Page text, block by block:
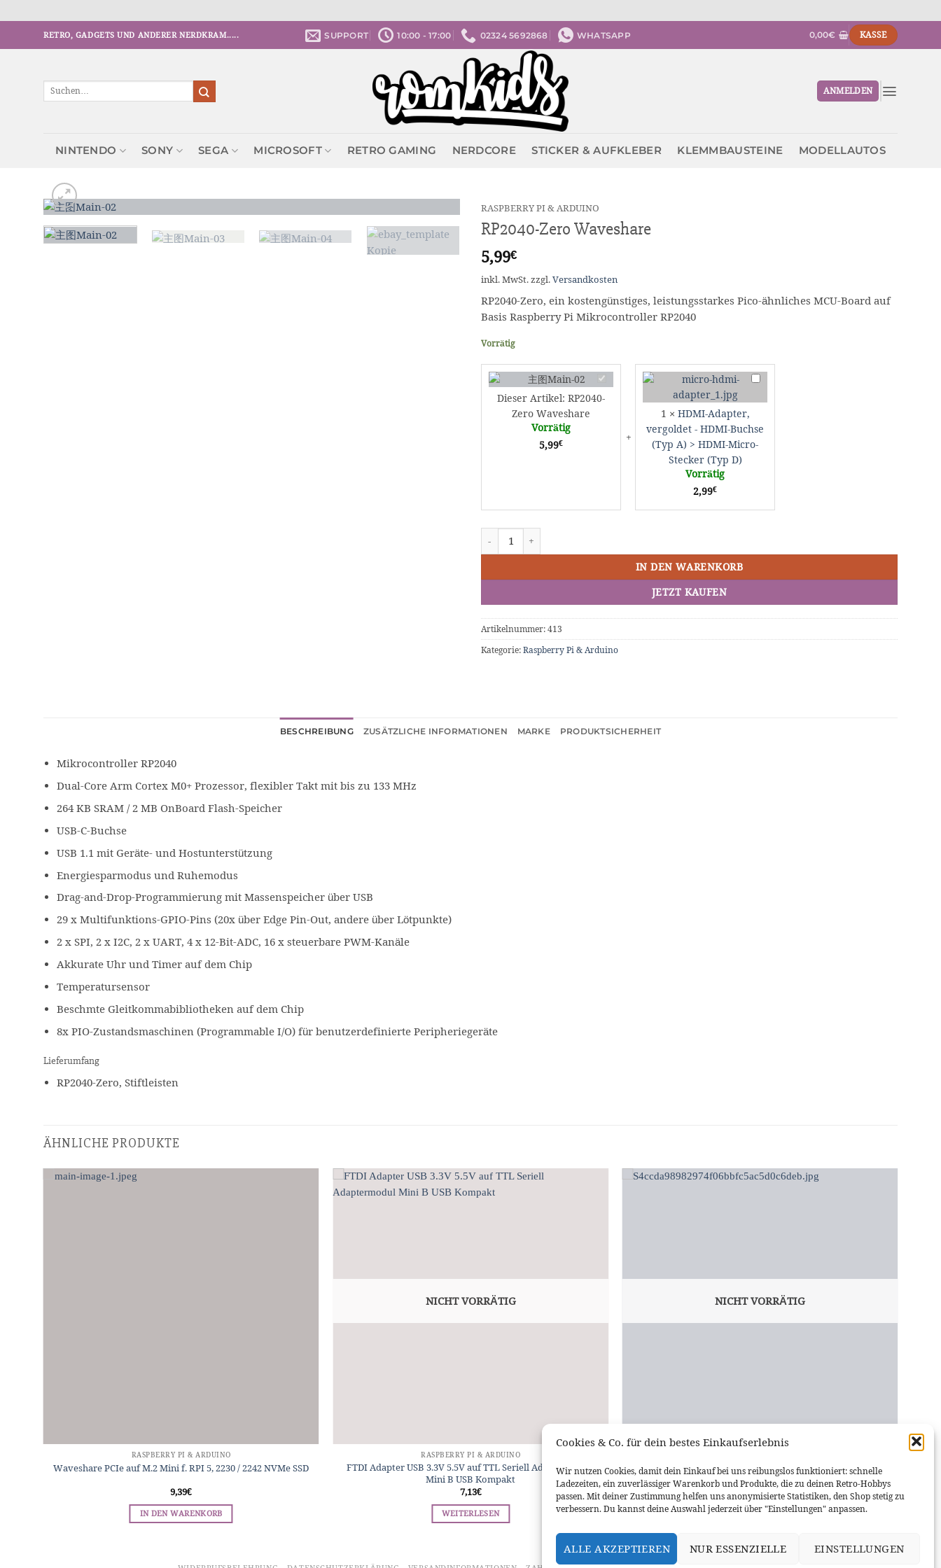
Cookies & Co. für dein bestes Einkaufserlebnis
Wir nutzen Cookies, damit dein Einkauf bei uns reibungslos funktioniert: schnelle
Ladezeiten, ein zuverlässiger Warenkorb und Produkte, die zu deinen Retro-Hobbys
passen. Mit deiner Zustimmung helfen uns anonymisierte Statistiken, den Shop stetig zu
verbessern. Du kannst deine Auswahl jederzeit über "Einstellungen" anpassen.
ALLE AKZEPTIEREN NUR ESSENZIELLE EINSTELLUNGEN
RETRO, GADGETS UND ANDERER NERDKRAM..... SUPPORT 10:00 - 17:00 02324 5692868 WHATSAPP 0,00€ KASSE
Suchen
ANMELDEN
NINTENDO SONY SEGA MICROSOFT RETRO GAMING NERDCORE STICKER & AUFKLEBER KLEMMBAUSTEINE MODELLAUTOS
RASPBERRY PI & ARDUINO
RP2040-Zero Waveshare
5,99€
inkl. MwSt.zzgl.Versandkosten
RP2040-Zero, ein kostengünstiges, leistungsstarkes Pico-ähnliches MCU-Board auf
Basis Raspberry Pi Mikrocontroller RP2040
Vorrätig
RP2040-
Zero
Dieser Artikel: RP2040-
Zero Waveshare
Vorrätig
5,99€
HDMI-
-
HDMI-
Buchse
1 × HDMI-Adapter,
vergoldet - HDMI-Buchse
(Typ A) > HDMI-Micro-
Stecker (Typ D)
Vorrätig
2,99€
IN DEN WARENKORB
JETZT KAUFEN
Artikelnummer: 413
Kategorie: Raspberry Pi & Arduino
BESCHREIBUNG ZUSÄTZLICHE INFORMATIONEN MARKE PRODUKTSICHERHEIT
Mikrocontroller RP2040
Dual-Core Arm Cortex M0+ Prozessor, flexibler Takt mit bis zu 133 MHz
264 KB SRAM / 2 MB OnBoard Flash-Speicher
USB-C-Buchse
USB 1.1 mit Geräte- und Hostunterstützung
Energiesparmodus und Ruhemodus
Drag-and-Drop-Programmierung mit Massenspeicher über USB
29 x Multifunktions-GPIO-Pins (20x über Edge Pin-Out, andere über Lötpunkte)
2 x SPI, 2 x I2C, 2 x UART, 4 x 12-Bit-ADC, 16 x steuerbare PWM-Kanäle
Akkurate Uhr und Timer auf dem Chip
Temperatursensor
Beschmte Gleitkommabibliotheken auf dem Chip
8x PIO-Zustandsmaschinen (Programmable I/O) für benutzerdefinierte Peripheriegeräte
Lieferumfang
RP2040-Zero, Stiftleisten
ÄHNLICHE PRODUKTE
RASPBERRY PI & ARDUINO
Waveshare PCIe auf M.2 Mini f. RPI 5, 2230 / 2242 NVMe SSD
9,39€
IN DEN WARENKORB
NICHT VORRÄTIG
RASPBERRY PI & ARDUINO
FTDI Adapter USB 3.3V 5.5V auf TTL Seriell Adaptermodul
Mini B USB Kompakt
7,13€
WEITERLESEN
NICHT VORRÄTIG
ATX 20/24-Pin USB-Breakout Board m. Gehäuse
9,98€
WEITERLESEN